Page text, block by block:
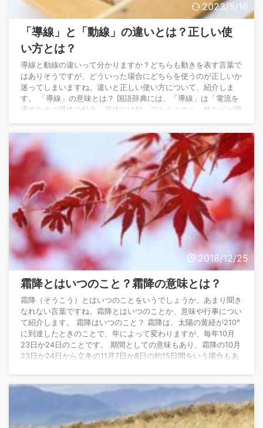
2023/5/16
「導線」と「動線」の違いとは？正しい使
い方とは？
導線と動線の違いって分かりますか？どちらも動きを表す言葉で
はありそうですが、どういった場合にどちらを使うのが正しいか
迷ってしまいますね。違いと正しい使い方について、紹介しま
す。 「導線」の意味とは？ 国語辞典には、「導線」は「電流を
通すための導体の針金。導体には銅、アルミニウム、鉄などが用
は、客を目的の商品に向かって導くという意味で「導線」を共通
認識として使っているようです。 「動線」の意味とは？ 「動
線」は、もともと建設業界で発祥の言葉で、建物の ...
2018/12/25
霜降とはいつのこと？霜降の意味とは？
霜降（そうこう）とはいつのことをいうでしょうか。あまり聞き
なれない言葉ですね。霜降とはいつのことか、意味や行事につい
て紹介します。 霜降はいつのこと？ 霜降は、太陽の黄経が210°
に到達したときのことで、年によって変わりますが、毎年10月
23日か24日のことです。 期間としての意味もあり、霜降の10月
23日か24日から立冬の11月7日か8日の約15日間をいう場合もあ
18番目にあたります ...